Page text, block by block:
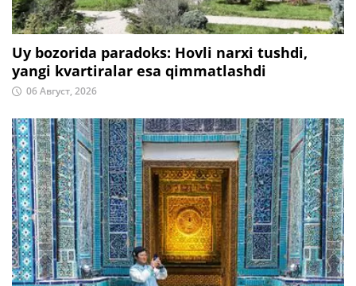
Uy bozorida paradoks: Hovli narxi tushdi,
yangi kvartiralar esa qimmatlashdi
06 Август, 2026